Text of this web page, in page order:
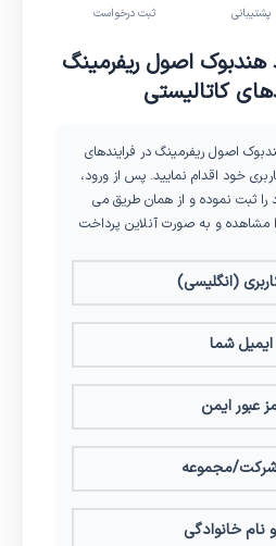
پشتیبانی ثبت درخواست
اصول ریفرمینگ
کاتالیستی
اصول ریفرمینگ در فرایندهای
خود اقدام نمایید. پس از ورود،
ثبت نموده و از همان طریق می
مشاهده و به صورت آنلاین پرداخت